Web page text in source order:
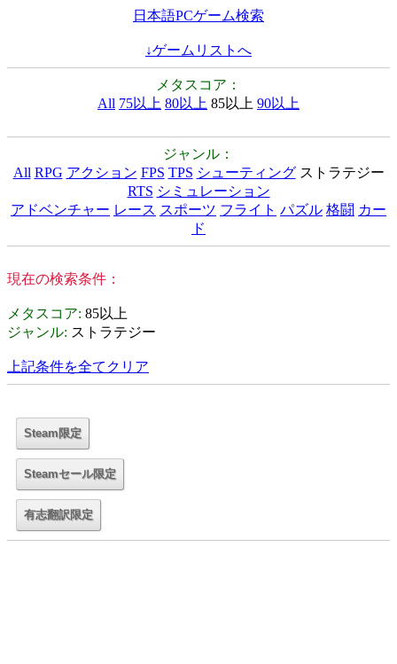
日本語PCゲーム検索
↓ゲームリストへ
メタスコア：
All 75以上 80以上 85以上 90以上
ジャンル：
All RPG アクション FPS TPS シューティングストラテジー
RTS シミュレーション
アドベンチャー レース スポーツ フライト パズル 格闘 カー
ド
現在の検索条件：
メタスコア: 85以上
ジャンル: ストラテジー
上記条件を全てクリア